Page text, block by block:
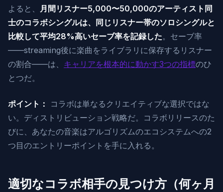
よると、 月間リスナー5,000〜50,000のアーティスト同
士のコラボシングルは、同じリスナー帯のソロシングルと
比較して平均28%高いセーブ率を記録した。セーブ率
——streaming後に楽曲をライブラリに保存するリスナー
の割合——は、 キャリアを根本的に動かす3つの指標のひ
とつだ。
ポイント：
コラボは単なるクリエイティブな選択ではな
い。ディストリビューション戦略だ。コラボリリースのた
びに、あなたの音楽はアルゴリズムのエコシステムへの2
つ目のエントリーポイントを手に入れる。
適切なコラボ相手の見つけ方（何ヶ月